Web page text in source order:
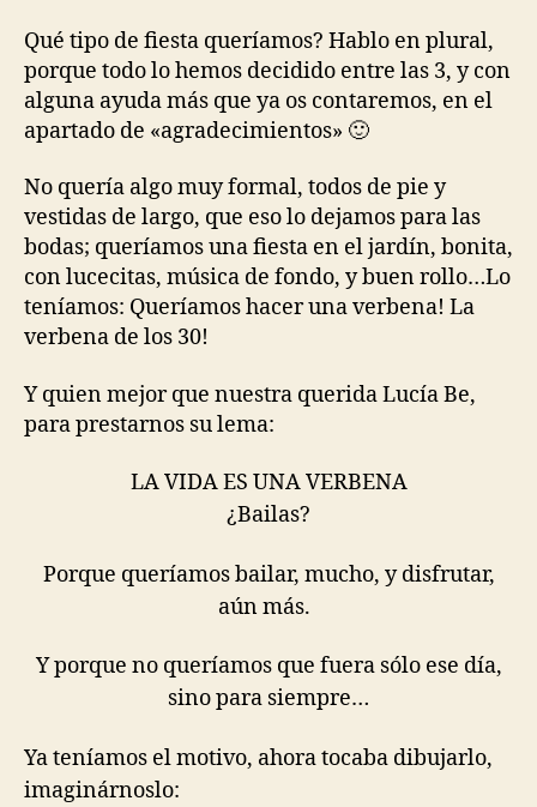
Qué tipo de fiesta queríamos? Hablo en plural,
porque todo lo hemos decidido entre las 3, y con
alguna ayuda más que ya os contaremos, en el
apartado de «agradecimientos» 🙂
No quería algo muy formal, todos de pie y
vestidas de largo, que eso lo dejamos para las
bodas; queríamos una fiesta en el jardín, bonita,
con lucecitas, música de fondo, y buen rollo…Lo
teníamos: Queríamos hacer una verbena! La
verbena de los 30!
Y quien mejor que nuestra querida Lucía Be,
para prestarnos su lema:
LA VIDA ES UNA VERBENA
¿Bailas?
Porque queríamos bailar, mucho, y disfrutar,
aún más.
Y porque no queríamos que fuera sólo ese día,
sino para siempre…
Ya teníamos el motivo, ahora tocaba dibujarlo,
imaginárnoslo: